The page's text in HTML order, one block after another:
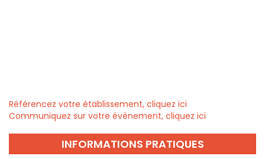
Référencez votre établissement, cliquez ici
Communiquez sur votre évènement, cliquez ici
INFORMATIONS PRATIQUES